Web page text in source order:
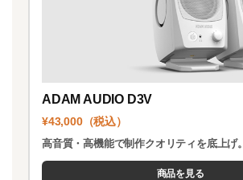
ADAM AUDIO D3V
¥43,000（税込）
高音質・高機能で制作クオリティを底上げ。
商品を見る